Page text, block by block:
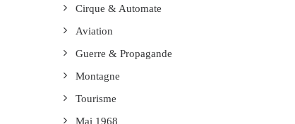
Cirque & Automate
Aviation
Guerre & Propagande
Montagne
Tourisme
Mai 1968